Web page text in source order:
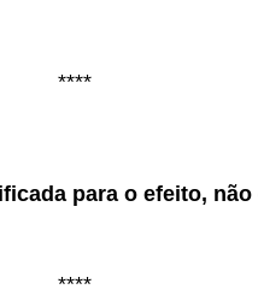
****
para o efeito,
****